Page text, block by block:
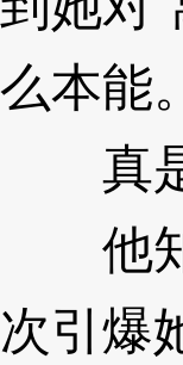
么本能。
真是
他知
次引爆